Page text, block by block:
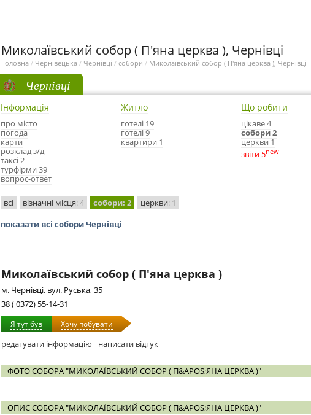
Миколаївський собор ( П'яна церква ), Чернівці
Головна / Чернівецька / Чернівці / собори / Миколаївський собор ( П'яна церква ), Чернівці
Чернівці
Інформація
про місто
погода
карти
розклад з/д
таксі 2
турфірми 39
вопрос-ответ
Житло
готелі 19
готелі 9
квартири 1
Що робити
цікаве 4
собори 2
церкви 1
звіти 5new
всі візначні місця: 4 собори: 2 церкви: 1
показати всі собори Чернівці
Миколаївський собор ( П'яна церква )
м. Чернівці, вул. Руська, 35
38 ( 0372) 55-14-31
Я тут був Хочу побувати
редагувати інформацію написати відгук
ФОТО СОБОРА "МИКОЛАЇВСЬКИЙ СОБОР ( П&APOS;ЯНА ЦЕРКВА )"
ОПИС СОБОРА "МИКОЛАЇВСЬКИЙ СОБОР ( П&APOS;ЯНА ЦЕРКВА )"